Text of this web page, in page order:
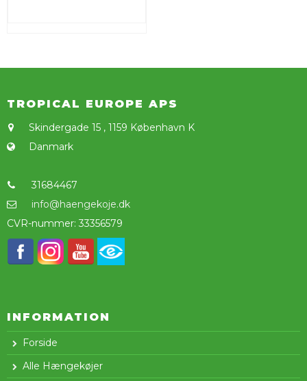
TROPICAL EUROPE APS
Skindergade 15 , 1159 København K
Danmark
31684467
info@haengekoje.dk
CVR-nummer: 33356579
INFORMATION
Forside
Alle Hængekøjer